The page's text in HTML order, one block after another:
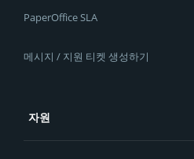
PaperOffice SLA
메시지 / 지원 티켓 생성하기
자원